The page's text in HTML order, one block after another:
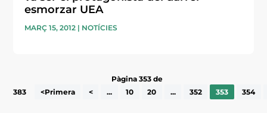
esmorzar UEA
MARÇ 15, 2012 | NOTÍCIES
Pàgina 353 de
383
<Primera < ... 10 20 ... 352 353 354